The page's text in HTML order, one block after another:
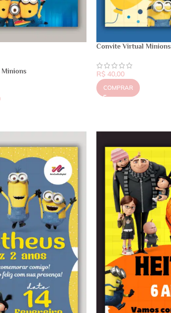
Convite Virtual Minions
R$40,00
COMPRAR